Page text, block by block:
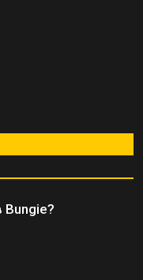
Bungie?